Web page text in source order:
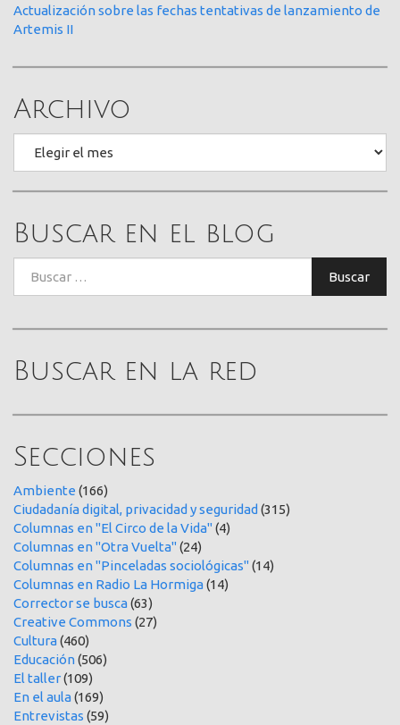
Actualización sobre las fechas tentativas de lanzamiento de
Artemis II
Archivo
Buscar en el blog
Buscar
Buscar en la red
Secciones
Ambiente (166)
Ciudadanía digital, privacidad y seguridad (315)
Columnas en "El Circo de la Vida"(4)
Columnas en "Otra Vuelta"(24)
Columnas en "Pinceladas sociológicas"(14)
Columnas en Radio La Hormiga(14)
Corrector se busca(63)
Creative Commons (27)
Cultura(460)
Educación(506)
El taller(109)
En el aula(169)
Entrevistas (59)